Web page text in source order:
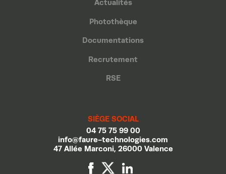
Actualités
Photothèque
Documentations
Recrutement
RSE
SIÈGE SOCIAL
04 75 75 99 00
info@faure-technologies.com
47 Allée Marconi, 26000 Valence